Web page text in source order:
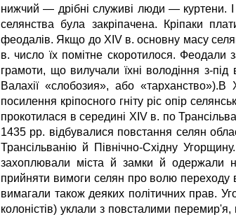
нижчий — дрібні служиві люди — куртени.
селянства була закріпачена. Кріпаки
феодалів. Якщо до XIV в. основну масу
в. число їх помітне скоротилося.
грамоти, що вилучали їхні володіння з-
Валахії «слобозия», або
посилення кріпосного гніту ріс опір
прокотилася в середині XIV в. по
1435 рр. відбувалися повстання селян
Трансільванію й Північно-Східну
захоплювали міста й замки й одержали
прийняти вимоги селян про волю переходу
вимагали також деяких політичних прав.
колоністів) уклали з повсталими